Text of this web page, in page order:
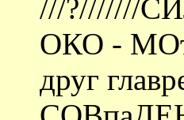
///?///////
ОКО -
друг